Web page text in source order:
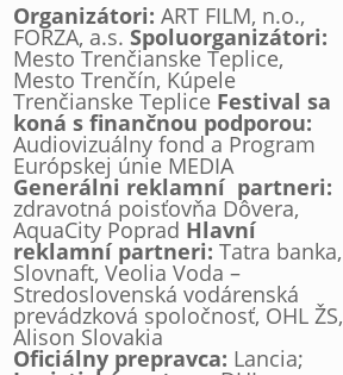
Organizátori: ART FILM, n.o.,
FORZA, a.s. Spoluorganizátori:
Mesto Trenčianske Teplice,
Mesto Trenčín, Kúpele
Trenčianske Teplice Festival sa
koná s finančnou podporou:
Audiovizuálny fond a Program
Európskej únie MEDIA
Generálni reklamní partneri:
zdravotná poisťovňa Dôvera,
AquaCity Poprad Hlavní
reklamní partneri: Tatra banka,
Slovnaft, Veolia Voda –
Stredoslovenská vodárenská
prevádzková spoločnosť, OHL ŽS,
Alison Slovakia
Oficiálny prepravca: Lancia;